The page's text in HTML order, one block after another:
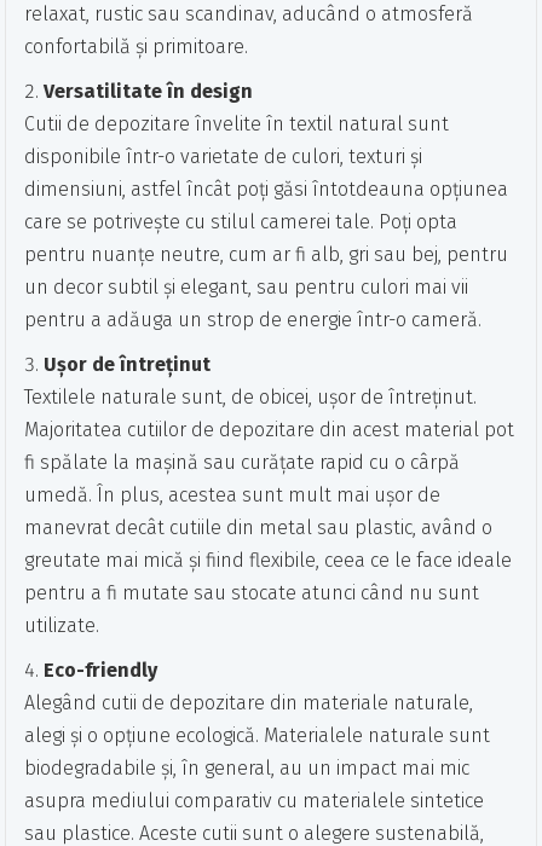
relaxat, rustic sau scandinav, aducând o atmosferă
confortabilă și primitoare.
Versatilitate în design
Cutii de depozitare învelite în textil natural sunt
disponibile într-o varietate de culori, texturi și
dimensiuni, astfel încât poți găsi întotdeauna opțiunea
care se potrivește cu stilul camerei tale. Poți opta
pentru nuanțe neutre, cum ar fi alb, gri sau bej, pentru
un decor subtil și elegant, sau pentru culori mai vii
pentru a adăuga un strop de energie într-o cameră.
Ușor de întreținut
Textilele naturale sunt, de obicei, ușor de întreținut.
Majoritatea cutiilor de depozitare din acest material pot
fi spălate la mașină sau curățate rapid cu o cârpă
umedă. În plus, acestea sunt mult mai ușor de
manevrat decât cutiile din metal sau plastic, având o
greutate mai mică și fiind flexibile, ceea ce le face ideale
pentru a fi mutate sau stocate atunci când nu sunt
utilizate.
Eco-friendly
Alegând cutii de depozitare din materiale naturale,
alegi și o opțiune ecologică. Materialele naturale sunt
biodegradabile și, în general, au un impact mai mic
asupra mediului comparativ cu materialele sintetice
sau plastice. Aceste cutii sunt o alegere sustenabilă,